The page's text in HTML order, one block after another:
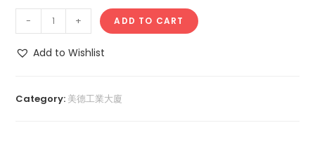
- + ADD TO CART
Add to Wishlist
Category: 美德工業大廈